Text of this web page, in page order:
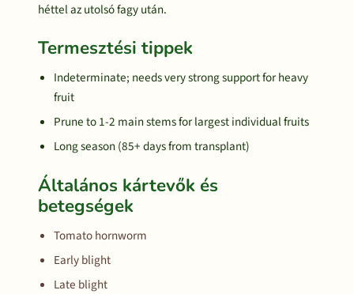
héttel az utolsó fagy után.
Termesztési tippek
Indeterminate; needs very strong support for heavy
fruit
Prune to 1-2 main stems for largest individual fruits
Long season (85+ days from transplant)
Általános kártevők és
betegségek
Tomato hornworm
Early blight
Late blight